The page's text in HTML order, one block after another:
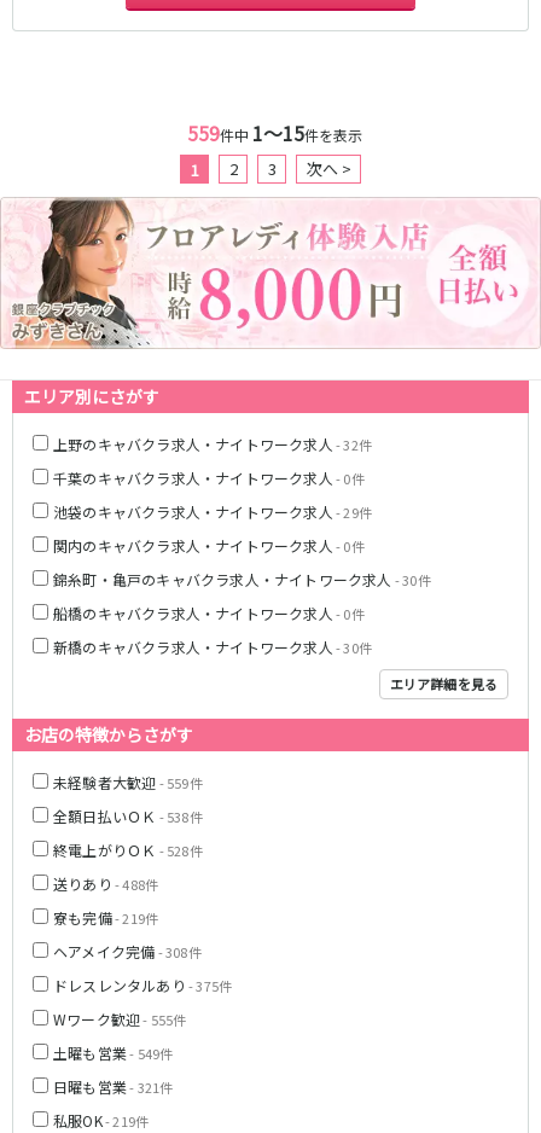
559件中 1〜15件を表示
1 2 3 次へ >
エリア別にさがす
上野のキャバクラ求人・ナイトワーク求人 - 32件
千葉のキャバクラ求人・ナイトワーク求人 - 0件
池袋のキャバクラ求人・ナイトワーク求人 - 29件
関内のキャバクラ求人・ナイトワーク求人 - 0件
錦糸町・亀戸のキャバクラ求人・ナイトワーク求人 - 30件
船橋のキャバクラ求人・ナイトワーク求人 - 0件
新橋のキャバクラ求人・ナイトワーク求人 - 30件
エリア詳細を見る
お店の特徴からさがす
未経験者大歓迎- 559件
全額日払いＯＫ - 538件
終電上がりＯＫ - 528件
送りあり - 488件
寮も完備- 219件
ヘアメイク完備- 308件
ドレスレンタルあり - 375件
Wワーク歓迎- 555件
土曜も営業- 549件
日曜も営業- 321件
私服OK- 219件
南越谷駅
西船橋駅
新三郷駅
三郷駅
越谷レイクタウン駅
東京メトロ東西線
中野駅
西船橋駅
浦安駅
葛西駅
西葛西駅
門前仲町駅
南行徳駅
高田馬場駅
日本橋駅
飯田橋駅
神楽坂駅
東陽町駅
JR湘南新宿ライン
池袋駅
大宮駅
赤羽駅
横浜駅
恵比寿駅
渋谷駅
武蔵小杉駅
浦和駅
東急多摩川線
西武国分寺線
新京成電鉄線
八柱駅
五香駅
横浜市営地下鉄ブルーライン